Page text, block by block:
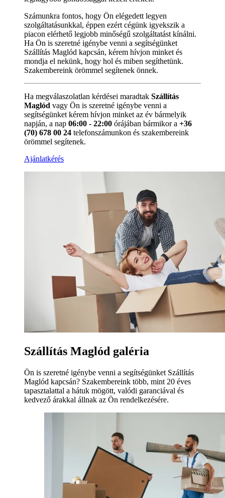
Számunkra fontos, hogy Ön elégedett legyen
szolgáltatásunkkal, éppen ezért cégünk igyekszik a
piacon elérhető legjobb minőségű szolgáltatást kínálni.
Ha Ön is szeretné igénybe venni a segítségünket
Szállítás Maglód kapcsán, kérem hívjon minket és
mondja el nekünk, hogy hol és miben segíthetünk.
Szakembereink örömmel segítenek önnek.
Ha megválaszolatlan kérdései maradtak Szállítás
Maglód vagy Ön is szeretné igénybe venni a
segítségünket kérem hívjon minket az év bármelyik
napján, a nap 06:00 - 22:00 órájában bármikor a +36
(70) 678 00 24 telefonszámunkon és szakembereink
örömmel segítenek.
Ajánlatkérés
Szállítás Maglód galéria
Ön is szeretné igénybe venni a segítségünket Szállítás
Maglód kapcsán? Szakembereink több, mint 20 éves
tapasztalattal a hátuk mögött, valódi garanciával és
kedvező árakkal állnak az Ön rendelkezésére.